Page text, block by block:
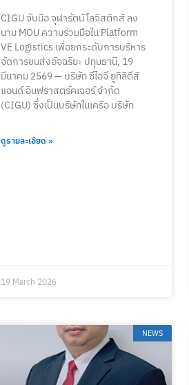
CIGU จับมือ จุฬารัตน์ โลจิสติกส์ ลง
นาม MOU ความร่วมมือใน Platform
VE Logistics เพื่อยกระดับการบริหาร
จัดการขนส่งอัจฉริยะ ปทุมธานี, 19
มีนาคม 2569 — บริษัท ซีไอจี ยูทิลิตีส์
แอนด์ อินฟราสตรัคเจอร์ จำกัด
(CIGU) ซึ่งเป็นบริษัทในเครือ บริษัท
ดูรายละเอียด »
19 March 2026
NEWS